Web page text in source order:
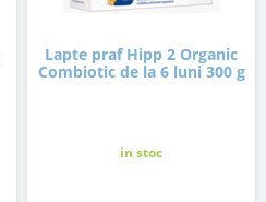
Lapte praf Hipp 2 Organic
Combiotic de la 6 luni 300 g
in stoc